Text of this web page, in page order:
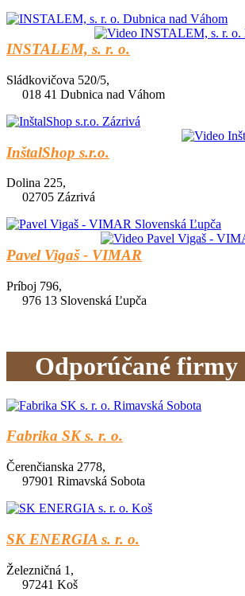
INSTALEM, s. r. o.
Sládkovičova 520/5,
018 41 Dubnica nad Váhom
InštalShop s.r.o.
Dolina 225,
02705 Zázrivá
Pavel Vigaš - VIMAR
Príboj 796,
976 13 Slovenská Ľupča
Odporúčané firmy
Fabrika SK s. r. o.
Čerenčianska 2778,
97901 Rimavská Sobota
SK ENERGIA s. r. o.
Železničná 1,
97241 Koš